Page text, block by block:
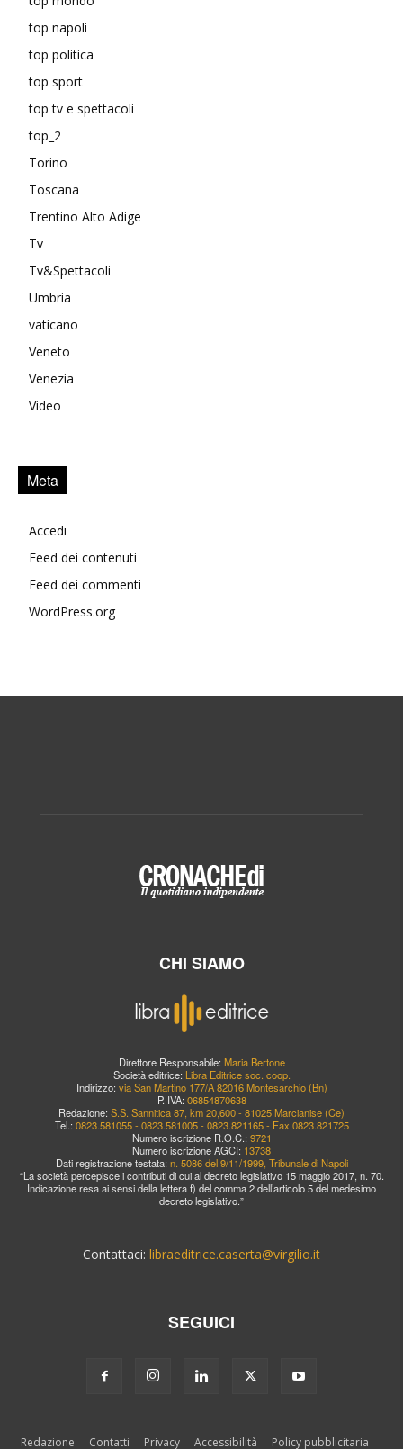
top napoli
top politica
top sport
top tv e spettacoli
top_2
Torino
Toscana
Trentino Alto Adige
Tv
Tv&Spettacoli
Umbria
vaticano
Veneto
Venezia
Video
Meta
Accedi
Feed dei contenuti
Feed dei commenti
WordPress.org
CHI SIAMO
Direttore Responsabile: Maria Bertone
Società editrice: Libra Editrice soc. coop.
Indirizzo: via San Martino 177/A 82016 Montesarchio (Bn)
P. IVA: 06854870638
Redazione: S.S. Sannitica 87, km 20,600 - 81025 Marcianise (Ce)
Tel.: 0823.581055 - 0823.581005 - 0823.821165 - Fax 0823.821725
Numero iscrizione R.O.C.: 9721
Numero iscrizione AGCI: 13738
Dati registrazione testata: n. 5086 del 9/11/1999, Tribunale di Napoli
“La società percepisce i contributi di cui al decreto legislativo 15 maggio 2017, n. 70.
Indicazione resa ai sensi della lettera f) del comma 2 dell’articolo 5 del medesimo
decreto legislativo.”
Contattaci: libraeditrice.caserta@virgilio.it
SEGUICI
Redazione Contatti Privacy Accessibilità Policy pubblicitaria